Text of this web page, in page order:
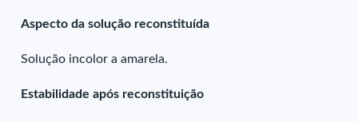
Aspecto da solução reconstituída
Solução incolor a amarela.
Estabilidade após reconstituição